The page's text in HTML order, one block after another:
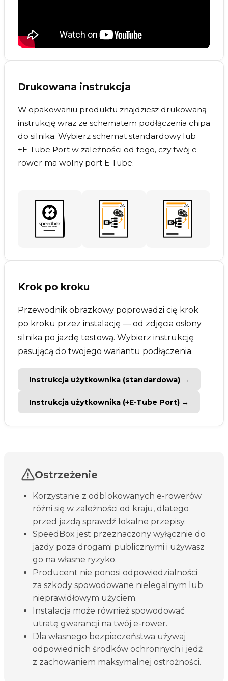
Drukowana instrukcja
W opakowaniu produktu znajdziesz drukowaną
instrukcję wraz ze schematem podłączenia chipa
do silnika. Wybierz schemat standardowy lub
+E-Tube Port w zależności od tego, czy twój e-
rower ma wolny port E-Tube.
Krok po kroku
Przewodnik obrazkowy poprowadzi cię krok
po kroku przez instalację — od zdjęcia osłony
silnika po jazdę testową. Wybierz instrukcję
pasującą do twojego wariantu podłączenia.
Instrukcja użytkownika (standardowa) →
Instrukcja użytkownika (+E-Tube Port) →
Ostrzeżenie
Korzystanie z odblokowanych e-rowerów
różni się w zależności od kraju, dlatego
przed jazdą sprawdź lokalne przepisy.
SpeedBox jest przeznaczony wyłącznie do
jazdy poza drogami publicznymi i używasz
go na własne ryzyko.
Producent nie ponosi odpowiedzialności
za szkody spowodowane nielegalnym lub
nieprawidłowym użyciem.
Instalacja może również spowodować
utratę gwarancji na twój e-rower.
Dla własnego bezpieczeństwa używaj
odpowiednich środków ochronnych i jedź
z zachowaniem maksymalnej ostrożności.